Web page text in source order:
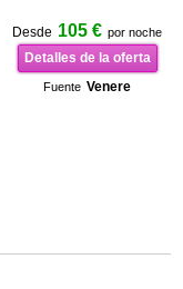
Desde 105 € por noche
Detalles de la oferta
Fuente Venere